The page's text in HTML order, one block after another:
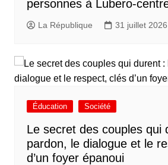
personnes à Lubero-
La République 31 juillet 2026
Éducation Société
Le secret des couples qui
pardon, le dialogue et le
d’un foyer épanoui